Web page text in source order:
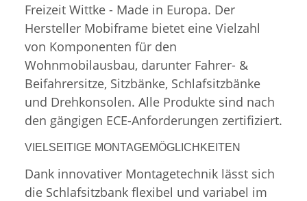
Freizeit Wittke - Made in Europa. Der
Hersteller Mobiframe bietet eine Vielzahl
von Komponenten für den
Wohnmobilausbau, darunter Fahrer- &
Beifahrersitze, Sitzbänke, Schlafsitzbänke
und Drehkonsolen. Alle Produkte sind nach
den gängigen ECE-Anforderungen zertifiziert.
VIELSEITIGE MONTAGEMÖGLICHKEITEN
Dank innovativer Montagetechnik lässt sich
die Schlafsitzbank flexibel und variabel im